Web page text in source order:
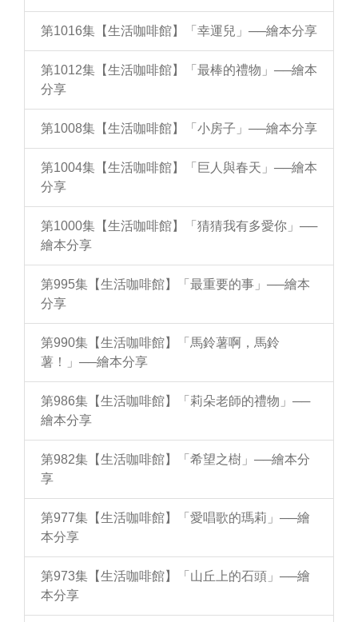
第1016集【生活咖啡館】「幸運兒」──繪本分享
第1012集【生活咖啡館】「最棒的禮物」──繪本
分享
第1008集【生活咖啡館】「小房子」──繪本分享
第1004集【生活咖啡館】「巨人與春天」──繪本
分享
第1000集【生活咖啡館】「猜猜我有多愛你」──
繪本分享
第995集【生活咖啡館】「最重要的事」──繪本
分享
第990集【生活咖啡館】「馬鈴薯啊，馬鈴
薯！」──繪本分享
第986集【生活咖啡館】「莉朵老師的禮物」──
繪本分享
第982集【生活咖啡館】「希望之樹」──繪本分
享
第977集【生活咖啡館】「愛唱歌的瑪莉」──繪
本分享
第973集【生活咖啡館】「山丘上的石頭」──繪
本分享